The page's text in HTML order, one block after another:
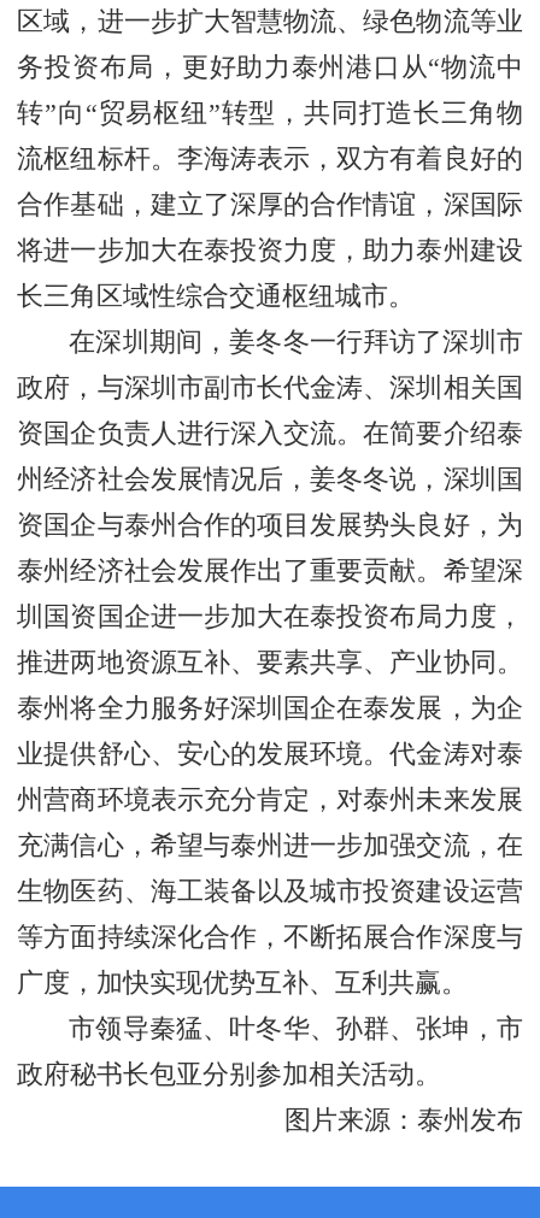
区域，进一步扩大智慧物流、绿色物流等业
务投资布局，更好助力泰州港口从“物流中
转”向“贸易枢纽”转型，共同打造长三角物
流枢纽标杆。李海涛表示，双方有着良好的
合作基础，建立了深厚的合作情谊，深国际
将进一步加大在泰投资力度，助力泰州建设
长三角区域性综合交通枢纽城市。
在深圳期间，姜冬冬一行拜访了深圳市
政府，与深圳市副市长代金涛、深圳相关国
资国企负责人进行深入交流。在简要介绍泰
州经济社会发展情况后，姜冬冬说，深圳国
资国企与泰州合作的项目发展势头良好，为
泰州经济社会发展作出了重要贡献。希望深
圳国资国企进一步加大在泰投资布局力度，
推进两地资源互补、要素共享、产业协同。
泰州将全力服务好深圳国企在泰发展，为企
业提供舒心、安心的发展环境。代金涛对泰
州营商环境表示充分肯定，对泰州未来发展
充满信心，希望与泰州进一步加强交流，在
生物医药、海工装备以及城市投资建设运营
等方面持续深化合作，不断拓展合作深度与
广度，加快实现优势互补、互利共赢。
市领导秦猛、叶冬华、孙群、张坤，市
政府秘书长包亚分别参加相关活动。
图片来源：泰州发布